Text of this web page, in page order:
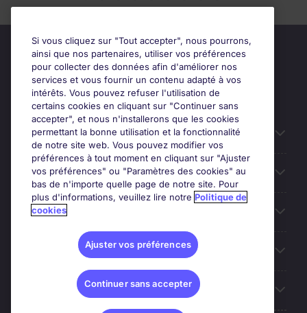
Candidats
Entreprises
Contact
Les avis Google
Nos offres d'emploi
Si vous cliquez sur "Tout accepter", nous pourrons,
ainsi que nos partenaires, utiliser vos préférences
pour collecter des données afin d'améliorer nos
services et vous fournir un contenu adapté à vos
intérêts. Vous pouvez refuser l'utilisation de
certains cookies en cliquant sur "Continuer sans
accepter", et nous n'installerons que les cookies
permettant la bonne utilisation et la fonctionnalité
de notre site web. Vous pouvez modifier vos
préférences à tout moment en cliquant sur "Ajuster
vos préférences" ou "Paramètres des cookies" au
bas de n'importe quelle page de notre site. Pour
plus d'informations, veuillez lire notre Politique de
cookies
Ajuster vos préférences
Continuer sans accepter